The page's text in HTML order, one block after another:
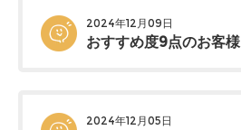
2024年12月09日
おすすめ度9点のお客様
2024年12月05日